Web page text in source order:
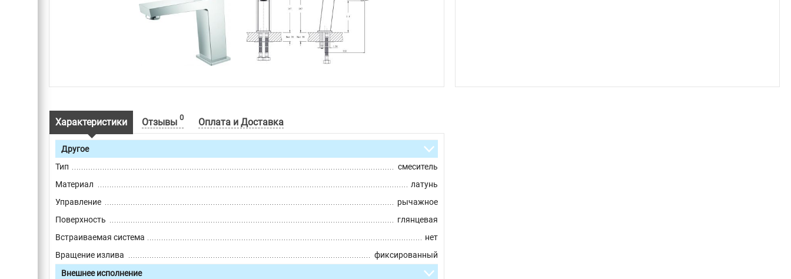
Характеристики Отзывы 0 Оплата и Доставка
Другое
Тип
смеситель
Материал
латунь
Управление
рычажное
Поверхность
глянцевая
Встраиваемая система
нет
Вращение излива
фиксированный
Внешнее исполнение